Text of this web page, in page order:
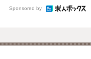
Sponsored by